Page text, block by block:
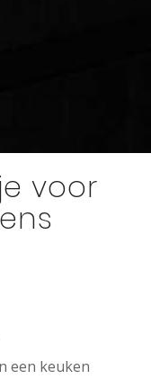
voor
een keuken